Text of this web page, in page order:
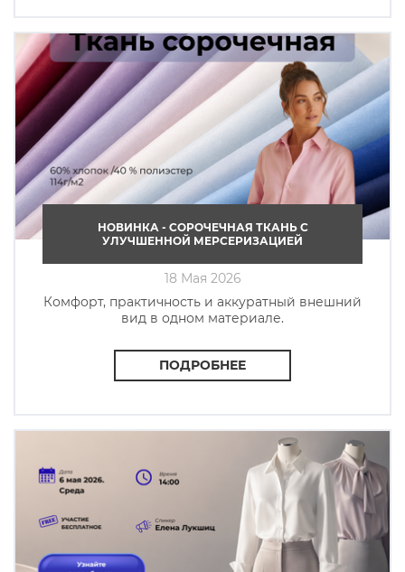
НОВИНКА - СОРОЧЕЧНАЯ ТКАНЬ C
УЛУЧШЕННОЙ МЕРСЕРИЗАЦИЕЙ
18 Мая 2026
Комфорт, практичность и аккуратный внешний
вид в одном материале.
ПОДРОБНЕЕ